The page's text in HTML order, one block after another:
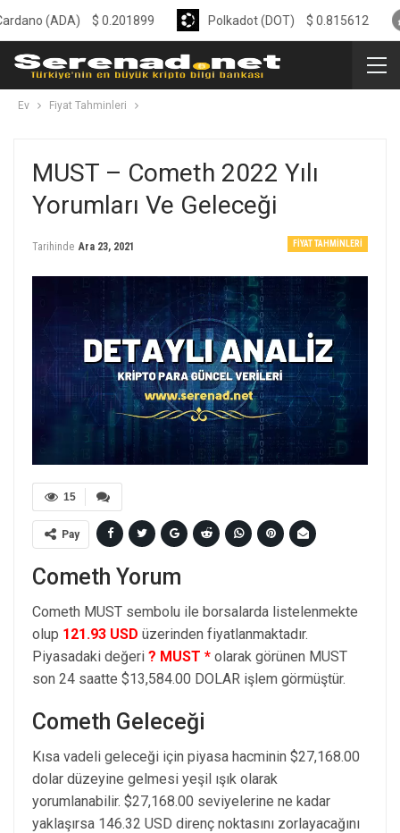
Ev Fiyat Tahminleri
MUST – Cometh 2022 Yılı
Yorumları Ve Geleceği
FIYAT TAHMINLERI
Tarihinde Ara 23, 2021
15
Pay
Cometh Yorum
Cometh MUST sembolu ile borsalarda listelenmekte
olup 121.93 USD üzerinden fiyatlanmaktadır.
Piyasadaki değeri ? MUST * olarak görünen MUST
son 24 saatte $13,584.00 DOLAR işlem görmüştür.
Cometh Geleceği
Kısa vadeli geleceği için piyasa hacminin $27,168.00
dolar düzeyine gelmesi yeşil ışık olarak
yorumlanabilir. $27,168.00 seviyelerine ne kadar
yaklaşırsa 146.32 USD direnç noktasını zorlayacağını
(ADA) $0.201899 Polkadot (DOT) $0.815612